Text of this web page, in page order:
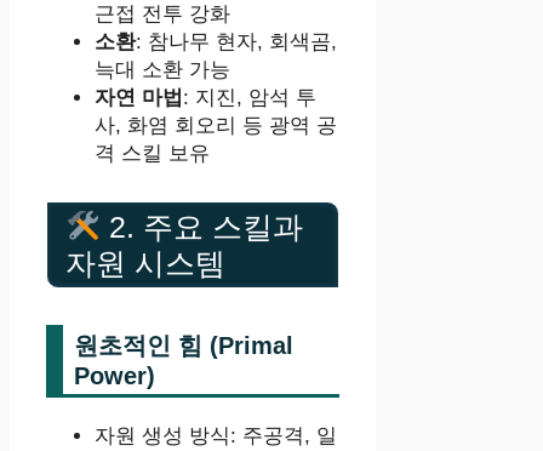
근접 전투 강화
소환: 참나무 현자, 회색곰,
늑대 소환 가능
자연 마법 : 지진, 암석 투
사, 화염 회오리 등 광역 공
격 스킬 보유
2. 주요 스킬과
자원 시스템
원초적인 힘 (Primal
Power)
자원 생성 방식: 주공격, 일